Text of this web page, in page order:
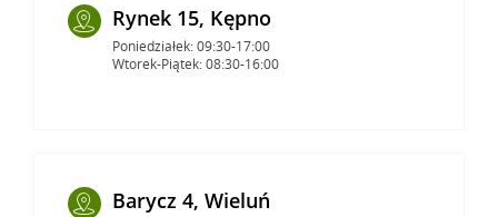
Rynek 15, Kępno
Poniedziałek: 09:30-17:00
Wtorek-Piątek: 08:30-16:00
Barycz 4, Wieluń